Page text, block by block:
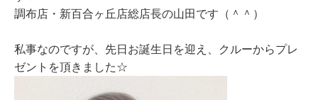
調布店・新百合ヶ丘店総店長の山田です（＾＾）
私事なのですが、先日お誕生日を迎え、クルーからプレ
ゼントを頂きました☆